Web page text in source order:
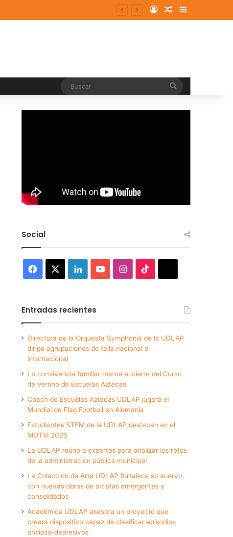
Log InRandom Article
Sidebar
Social
Facebook LinkedInYouTubeInstagram
Entradas recientes
Directora de la Orquesta Symphonia de la UDLAP
dirige agrupaciones de talla nacional e
internacional
La convivencia familiar marca el cierre del Curso
de Verano de Escuelas Aztecas
Coach de Escuelas Aztecas UDLAP jugará el
Mundial de Flag Football en Alemania
Estudiantes STEM de la UDLAP destacan en el
MUTVI 2026
La UDLAP reúne a expertos para analizar los retos
de la administración pública municipal
La Colección de Arte UDLAP fortalece su acervo
con nuevas obras de artistas emergentes y
consolidados
Académica UDLAP asesora un proyecto que
creará dispositivo capaz de clasificar episodios
ansioso-depresivos